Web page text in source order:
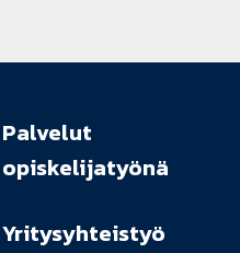
Palvelut
opiskelijatyönä
Yritysyhteistyö